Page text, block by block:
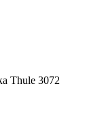
Thule 3072